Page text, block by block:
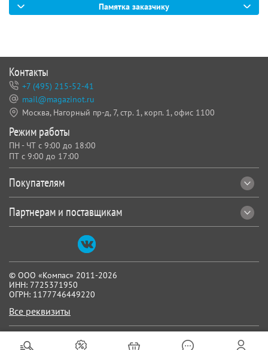
Памятка заказчику
© ООО «Компас» 2011-2026
ИНН: 7725371950
ОГРН: 1177746449220
Все реквизиты
Покупателям
Партнерам и поставщикам
Контакты
+7 (495) 215-52-41
mail@magazinot.ru
Москва, Нагорный пр-д, 7, стр. 1, корп. 1, офис 1100
Режим работы
ПН - ЧТ с 9:00 до 18:00
ПТ с 9:00 до 17:00